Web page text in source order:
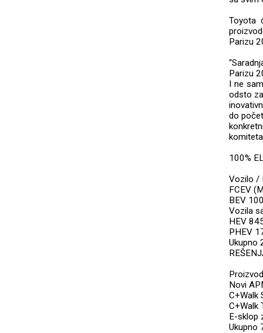
Toyota
Parizu
Parizu
I ne
odsto
do
100%
Vozilo /
FCEV
BEV
Vozila
HEV
PHEV
Ukupno
Novi
C+Walk
C+Walk
E-sklop
Ukupno